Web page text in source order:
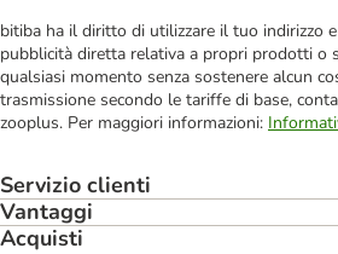
bitiba ha il diritto di utilizzare il tuo indirizzo
pubblicità diretta relativa a propri prodotti o
qualsiasi momento senza sostenere alcun
trasmissione secondo le tariffe di base,
zooplus. Per maggiori informazioni:
Servizio clienti
Vantaggi
Acquisti